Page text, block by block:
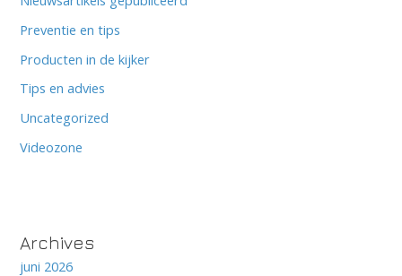
Preventie en tips
Producten in de kijker
Tips en advies
Uncategorized
Videozone
Archives
juni 2026